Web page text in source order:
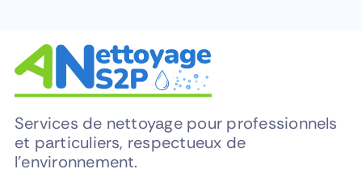
Services de nettoyage pour professionnels
et particuliers, respectueux de
l’environnement.